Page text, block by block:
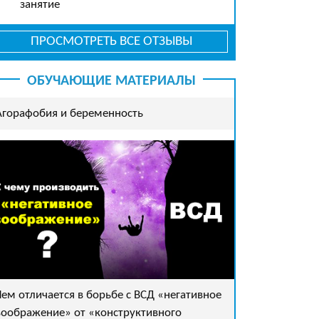
занятие
ПРОСМОТРЕТЬ ВСЕ ОТЗЫВЫ
ОБУЧАЮЩИЕ МАТЕРИАЛЫ
и беременность
отличается в борьбе с ВСД «негативное
от «конструктивного